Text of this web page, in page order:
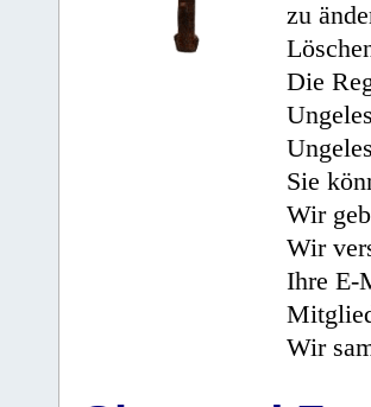
zu
Die
Sie
Wir
Wir
Ihre E-
Wir